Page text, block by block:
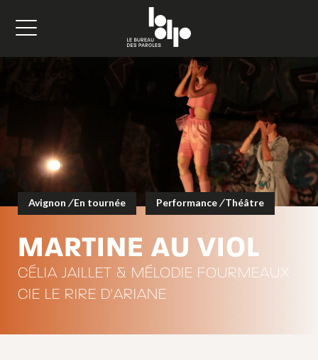
Avignon /En tournée Performance /Théâtre
MARTINE AU VIOL
CÉLIA JAILLET & MÉLODIE FOURMEAUX
CIE LE RIRE D'ARIANE